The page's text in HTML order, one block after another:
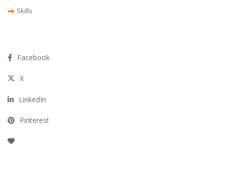
Skills
Facebook
X
LinkedIn
Pinterest